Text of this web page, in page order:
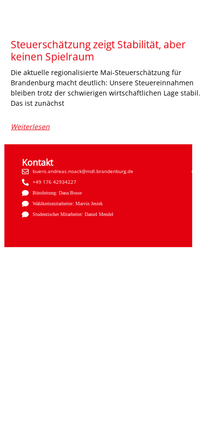
Steuerschätzung zeigt Stabilität, aber
keinen Spielraum
Die aktuelle regionalisierte Mai-Steuerschätzung für
Brandenburg macht deutlich: Unsere Steuereinnahmen
bleiben trotz der schwierigen wirtschaftlichen Lage stabil.
Das ist zunächst
Weiterlesen
Kontakt
buero.andreas.noack@mdl.brandenburg.de
+49 176 42934227
Büroleitung: Dana Bosse
Wahlkreismitarbeiter: Marvin Jesiek
Studentischer Mitarbeiter: Daniel Mendel